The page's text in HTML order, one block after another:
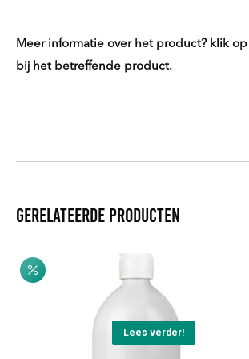
Meer informatie over het product? klik
bij het betreffende product.
Gerelateerde producten
Biancospino & Aloë
€9,40 €19,75
Lees verder!